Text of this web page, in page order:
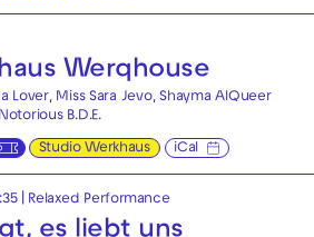
Werqhouse
Lover, Miss Sara Jevo, Shayma AlQueer
B.D.E.
Studio Werkhaus iCal
| Relaxed Performance
es liebt uns